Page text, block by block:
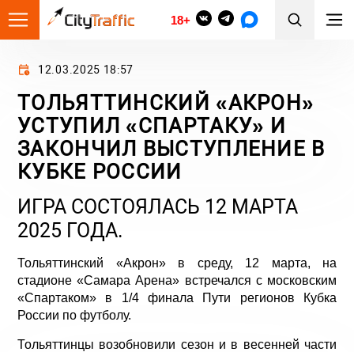
18+
12.03.2025 18:57
ТОЛЬЯТТИНСКИЙ «АКРОН»
УСТУПИЛ «СПАРТАКУ» И
ЗАКОНЧИЛ ВЫСТУПЛЕНИЕ В
КУБКЕ РОССИИ
ИГРА СОСТОЯЛАСЬ 12 МАРТА
2025 ГОДА.
Тольяттинский «Акрон» в среду, 12 марта, на
стадионе «Самара Арена» встречался с московским
«Спартаком» в 1/4 финала Пути регионов Кубка
России по футболу.
Тольяттинцы возобновили сезон и в весенней части